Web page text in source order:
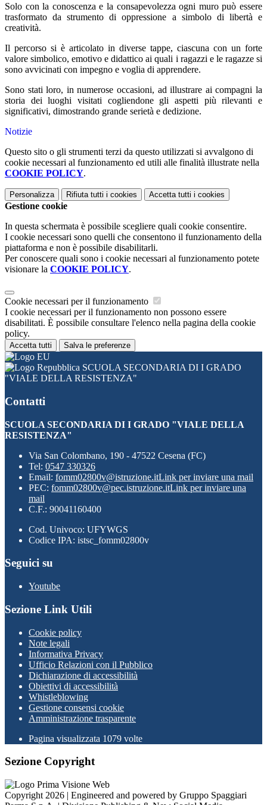
Solo con la conoscenza e la consapevolezza ogni muro può essere
trasformato da strumento di oppressione a simbolo di libertà e
creatività.
Il percorso si è articolato in diverse tappe, ciascuna con un forte
valore simbolico, emotivo e didattico ai quali i ragazzi e le ragazze si
sono avvicinati con impegno e voglia di apprendere.
Sono stati loro, in numerose occasioni, ad illustrare ai compagni la
storia dei luoghi visitati cogliendone gli aspetti più rilevanti e
significativi, dimostrando grande serietà e dedizione.
Notizie
Questo sito o gli strumenti terzi da questo utilizzati si avvalgono di
cookie necessari al funzionamento ed utili alle finalità illustrate nella
COOKIE POLICY.
Personalizza Rifiuta tutti i cookies Accetta tutti i cookies
Gestione cookie
In questa schermata è possibile scegliere quali cookie consentire.
I cookie necessari sono quelli che consentono il funzionamento della
piattaforma e non è possibile disabilitarli.
Per conoscere quali sono i cookie necessari al funzionamento potete
visionare la COOKIE POLICY.
Cookie necessari per il funzionamento
I cookie necessari per il funzionamento non possono essere
disabilitati. È possibile consultare l'elenco nella pagina della cookie
policy.
Accetta tutti Salva le preferenze
SCUOLA SECONDARIA DI I GRADO
"VIALE DELLA RESISTENZA"
Contatti
SCUOLA SECONDARIA DI I GRADO "VIALE DELLA
RESISTENZA"
Via San Colombano, 190 - 47522 Cesena (FC)
Tel: 0547 330326
Email: fomm02800v@istruzione.itLink per inviare una mail
PEC: fomm02800v@pec.istruzione.itLink per inviare una
mail
C.F.: 90041160400
Cod. Univoco: UFYWGS
Codice IPA: istsc_fomm02800v
Seguici su
Youtube
Sezione Link Utili
Cookie policy
Note legali
Informativa Privacy
Ufficio Relazioni con il Pubblico
Dichiarazione di accessibilità
Obiettivi di accessibilità
Whistleblowing
Gestione consensi cookie
Amministrazione trasparente
Pagina visualizzata 1079 volte
Sezione Copyright
Copyright 2026 | Engineered and powered by Gruppo Spaggiari